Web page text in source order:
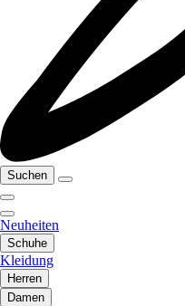
Suchen
Neuheiten
Schuhe
Kleidung
Herren
Damen